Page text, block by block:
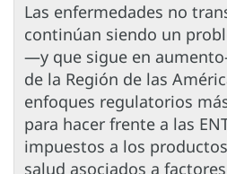
Las enfermedades no
continúan siendo un
—y que sigue en
de la Región de las
enfoques regulatorios
para hacer frente a las
impuestos a los
salud asociados a